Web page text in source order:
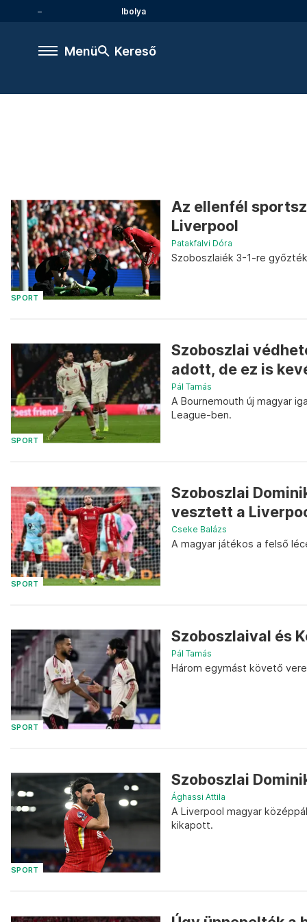
Ibolya
Menü Kereső
SPORT
Az ellenfél
Liverpool
Patakfalvi Dóra
Szoboszlaiék 3-1-re
SPORT
Szoboszlai
adott, de ez is
Pál Tamás
A Bournemouth új magyar
League-ben.
SPORT
Szoboszlai
vesztett a
Cseke Balázs
A magyar játékos a felső
SPORT
Szoboszlaival és
Pál Tamás
Három egymást követő
SPORT
Szoboszlai
Ághassi Attila
A Liverpool magyar
kikapott.